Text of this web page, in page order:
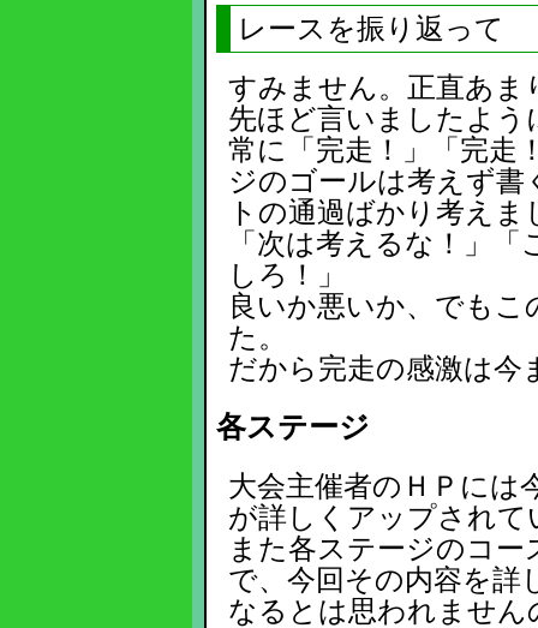
レースを振り返って
すみません。正直あま
先ほど言いましたよう
常に「完走！」「完走
ジのゴールは考えず
トの通過ばかり考えま
「次は考えるな！」
しろ！」
良いか悪いか、でも
た。
だから完走の感激は今
各ステージ
大会主催者のＨＰには
が詳しくアップされて
また各ステージのコ
で、今回その内容を詳
なるとは思われません